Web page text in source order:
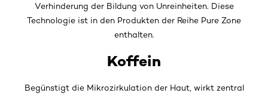
Verhinderung der Bildung von Unreinheiten. Diese
Technologie ist in den Produkten der Reihe Pure Zone
enthalten.
Koffein
Begünstigt die Mikrozirkulation der Haut, wirkt zentral